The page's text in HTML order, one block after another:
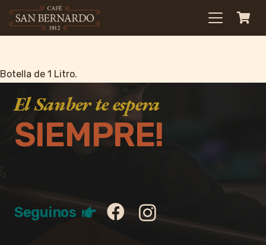
Botella de 1 Litro.
El Sanber te espera
SIEMPRE!
Seguinos